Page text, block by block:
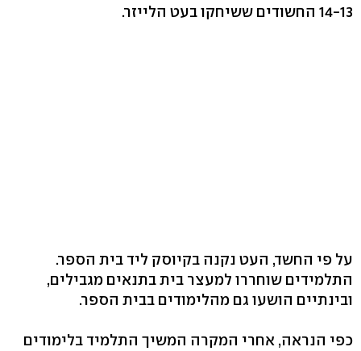
14-13 החשודים ששיחקו בעט הלייזר.
על פי החשד, העט נקנה בקיוסק ליד בית הספר.
התלמידים שוחררו למעצר בית בתנאים מגבילים,
ובינתיים הושעו גם מהלימודים בבית הספר.
כפי הנראה, אחרי המקרה המשיך התלמיד בלימודים